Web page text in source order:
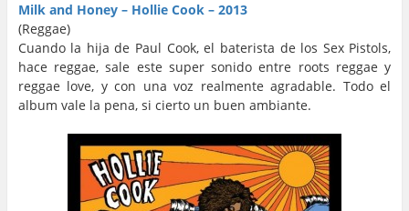
Milk and Honey – Hollie Cook – 2013
(Reggae)
Cuando la hija de Paul Cook, el baterista de los Sex Pistols,
hace reggae, sale este super sonido entre roots reggae y
reggae love, y con una voz realmente agradable. Todo el
album vale la pena, si cierto un buen ambiante.